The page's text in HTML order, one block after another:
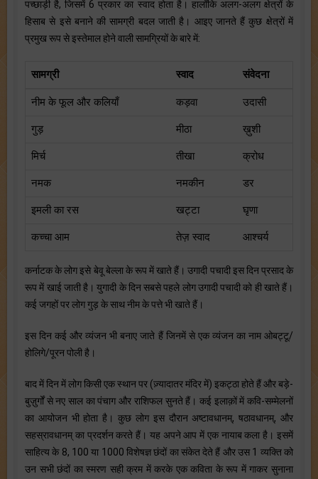
पच्छाड़ी है, जिसमें 6 प्रकार का स्वाद होता है। हालाँकि अलग-अलग क्षेत्रों के
हिसाब से इसे बनाने की सामग्री बदल जाती है। आइए जानते हैं कुछ क्षेत्रों में
प्रमुख रूप से इस्तेमाल होने वाली सामग्रियों के बारे में:
सामग्री स्वाद संवेदना
नीम के फूल और कलियाँ कड़वा उदासी
गुड़ मीठा ख़ुशी
मिर्च तीखा क्रोध
नमक नमकीन डर
इमली का रस खट्टा घृणा
कच्चा आम तेज़ स्वाद आश्चर्य
कर्नाटक के लोग इसे बेवू बेल्ला के रूप में खाते हैं। उगादी पचादी इस दिन प्रसाद के
रूप में खाई जाती है। युगादी के दिन सबसे पहले लोग उगादी पचादी को ही खाते हैं।
कई जगहों पर लोग गुड़ के साथ नीम के पत्ते भी खाते हैं।
इस दिन कई और व्यंजन भी बनाए जाते हैं जिनमें से एक व्यंजन का नाम ओबट्टू/
होलिगे/पूरन पोली है।
बाद में दिन में लोग किसी एक स्थान पर (ज़्यादातर मंदिर में) इकट्ठा होते हैं और बड़े-
बुज़ुर्गों से नए साल का पंचाग और राशिफल सुनते हैं। कई इलाक़ों में कवि-सम्मेलनों
का आयोजन भी होता है। कुछ लोग इस दौरान अष्टावधानम्, षठावधानम्, और
सहस्रावधानम् का प्रदर्शन करते हैं। यह अपने आप में एक नायाब कला है। इसमें
साहित्य के 8, 100 या 1000 विशेषज्ञ छंदों का संकेत देते हैं और उस 1 व्यक्ति को
उन सभी छंदों का स्मरण सही क्रम में करके एक कविता के रूप में गाकर सुनाना